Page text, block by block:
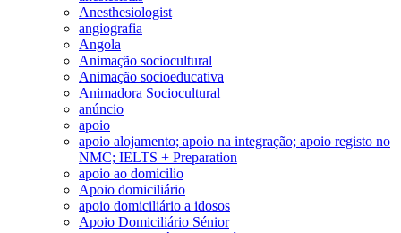
Anesthesiologist
angiografia
Angola
Animação sociocultural
Animação socioeducativa
Animadora Sociocultural
anúncio
apoio
apoio alojamento; apoio na integração; apoio registo no
NMC; IELTS + Preparation
apoio ao domicilio
Apoio domiciliário
apoio domiciliário a idosos
Apoio Domiciliário Sénior